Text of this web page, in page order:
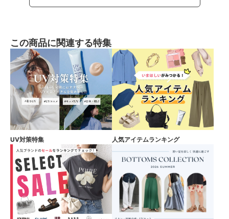
この商品に関連する特集
UV対策特集 人気アイテムランキング